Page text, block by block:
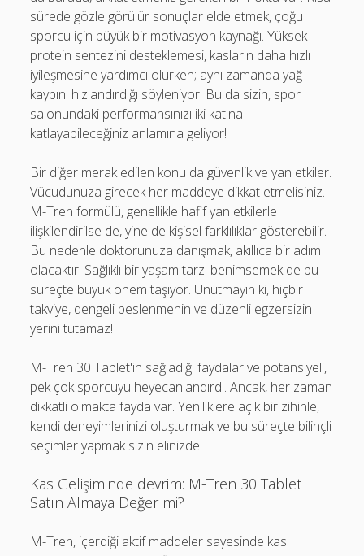
sürede gözle görülür sonuçlar elde etmek, çoğu
sporcu için büyük bir motivasyon kaynağı. Yüksek
protein sentezini desteklemesi, kasların daha hızlı
iyileşmesine yardımcı olurken; aynı zamanda yağ
kaybını hızlandırdığı söyleniyor. Bu da sizin, spor
salonundaki performansınızı iki katına
katlayabileceğiniz anlamına geliyor!
Bir diğer merak edilen konu da güvenlik ve yan etkiler.
Vücudunuza girecek her maddeye dikkat etmelisiniz.
M-Tren formülü, genellikle hafif yan etkilerle
ilişkilendirilse de, yine de kişisel farklılıklar gösterebilir.
Bu nedenle doktorunuza danışmak, akıllıca bir adım
olacaktır. Sağlıklı bir yaşam tarzı benimsemek de bu
süreçte büyük önem taşıyor. Unutmayın ki, hiçbir
takviye, dengeli beslenmenin ve düzenli egzersizin
yerini tutamaz!
M-Tren 30 Tablet'in sağladığı faydalar ve potansiyeli,
pek çok sporcuyu heyecanlandırdı. Ancak, her zaman
dikkatli olmakta fayda var. Yeniliklere açık bir zihinle,
kendi deneyimlerinizi oluşturmak ve bu süreçte bilinçli
seçimler yapmak sizin elinizde!
Kas Gelişiminde devrim: M-Tren 30 Tablet
Satın Almaya Değer mi?
M-Tren, içerdiği aktif maddeler sayesinde kas